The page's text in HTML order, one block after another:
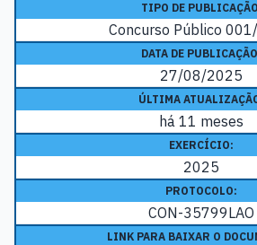
TIPO DE
Concurso Público
DATA DE
27/08/2025
ÚLTIMA
há 11 meses
EXERCÍCIO:
2025
PROTOCOLO:
CON-35799LAO
LINK PARA BAIXAR O